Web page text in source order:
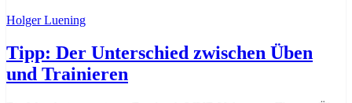
Holger Luening
Tipp: Der Unterschied zwischen Üben
und Trainieren